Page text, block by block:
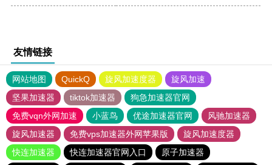
友情链接
网站地图 QuickQ 旋风加速度器
旋风加速
坚果加速器
tiktok加速器
狗急加速器官网
免费vqn外网加速
小蓝鸟 优途加速器官网
风驰加速器
旋风加速器
免费vps加速器外网苹果版
旋风加速度器
快连加速器
快连加速器官网入口
原子加速器